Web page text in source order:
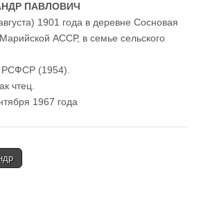
ПАВЛОВИЧ
1901 года в деревне Сосновая
АССР, в семье сельского
РСФСР (1954).
чтец.
1967 года